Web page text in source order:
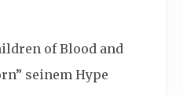
of Blood and
seinem Hype